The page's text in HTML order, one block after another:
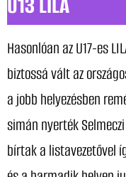
Hasonlóan az U17-es
biztossá vált az
a jobb helyezésben
simán nyerték
bírtak a listavezetővel